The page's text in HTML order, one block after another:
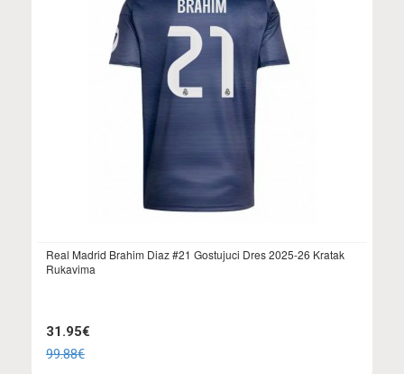
Real Madrid Brahim Diaz #21 Gostujuci Dres 2025-26 Kratak
Rukavima
31.95€
99.88€